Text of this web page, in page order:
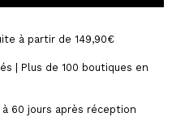
à partir de 149,90€
| Plus de 100 boutiques en
60 jours après réception